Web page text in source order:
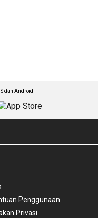
dan Android
Penggunaan
Privasi